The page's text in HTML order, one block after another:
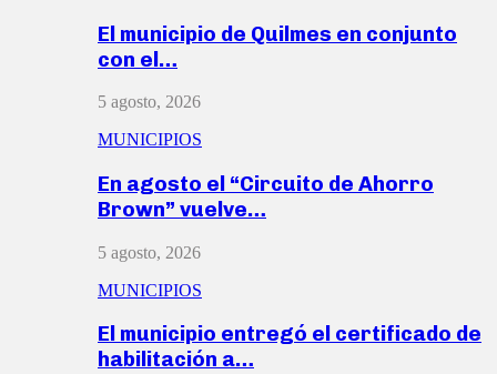
El municipio de Quilmes en conjunto
con el…
5 agosto, 2026
MUNICIPIOS
En agosto el “Circuito de Ahorro
Brown” vuelve…
5 agosto, 2026
MUNICIPIOS
El municipio entregó el certificado de
habilitación a…